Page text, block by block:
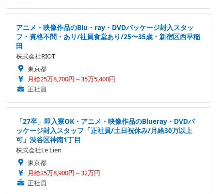
アニメ・映像作品のBlu・ray・DVDパッケージ封入スタッ
フ・資格不問・あり/社員食堂あり/25〜35歳・新宿区西早稲
田
株式会社RIOT
東京都
月給25万8,700円～35万5,400円
正社員
「27卒」即入寮OK・アニメ・映像作品のBlueray・DVDパ
ッケージ封入スタッフ「正社員/土日祝休み/月給30万以上
可」渋谷区神南1丁目
株式会社Le Lien
東京都
月給25万8,900円～32万円
正社員